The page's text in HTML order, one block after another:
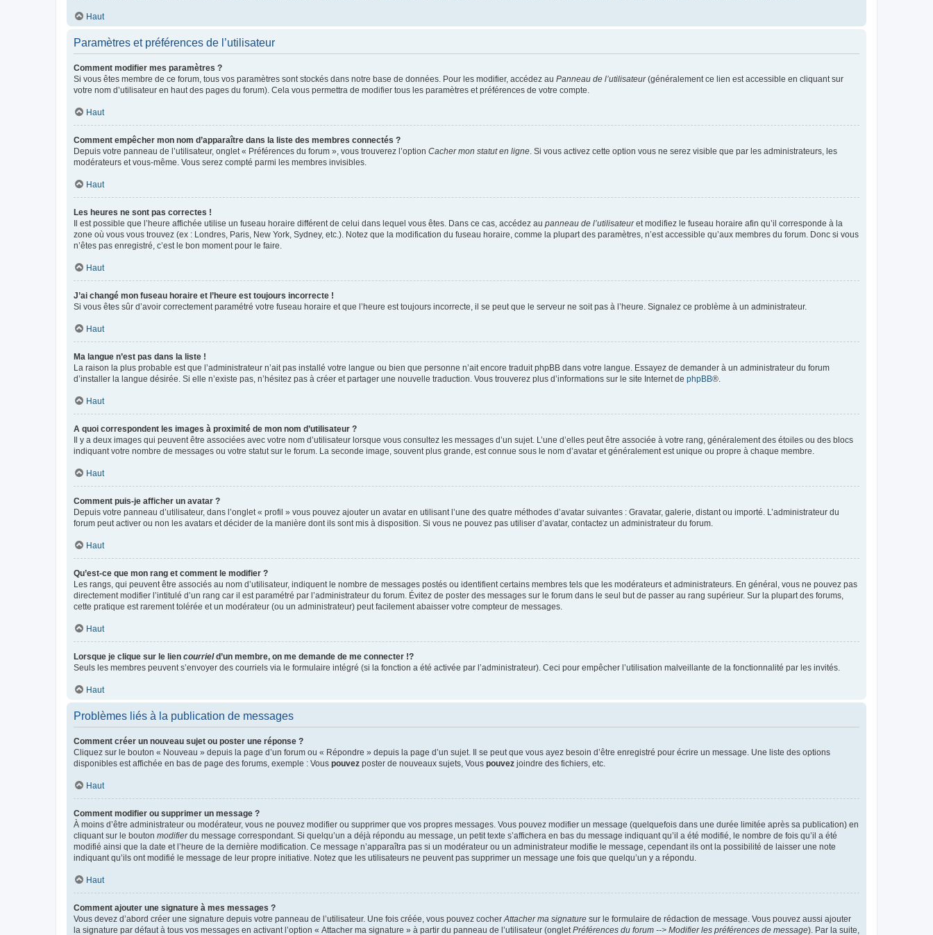
Haut
Paramètres et préférences de l’utilisateur
Comment modifier mes paramètres ?
Si vous êtes membre de ce forum, tous vos paramètres sont stockés dans notre base de données. Pour les modifier, accédez au Panneau de l’utilisateur(généralement ce lien est accessible en cliquant sur
votre nom d’utilisateur en haut des pages du forum). Cela vous permettra de modifier tous les paramètres et préférences de votre compte.
Haut
Comment empêcher mon nom d’apparaître dans la liste des membres connectés ?
Depuis votre panneau de l’utilisateur, onglet « Préférences du forum », vous trouverez l’option Cacher mon statut en ligne . Si vous activez cette option vous ne serez visible que par les administrateurs, les
modérateurs et vous-même. Vous serez compté parmi les membres invisibles.
Haut
Les heures ne sont pas correctes !
Il est possible que l’heure affichée utilise un fuseau horaire différent de celui dans lequel vous êtes. Dans ce cas, accédez au panneau de l’utilisateuret modifiez le fuseau horaire afin qu’il corresponde à la
zone où vous vous trouvez (ex : Londres, Paris, New York, Sydney, etc.). Notez que la modification du fuseau horaire, comme la plupart des paramètres, n’est accessible qu’aux membres du forum. Donc si vous
n’êtes pas enregistré, c’est le bon moment pour le faire.
Haut
J’ai changé mon fuseau horaire et l’heure est toujours incorrecte !
Si vous êtes sûr d’avoir correctement paramétré votre fuseau horaire et que l’heure est toujours incorrecte, il se peut que le serveur ne soit pas à l’heure. Signalez ce problème à un administrateur.
Haut
Ma langue n’est pas dans la liste !
La raison la plus probable est que l’administrateur n’ait pas installé votre langue ou bien que personne n’ait encore traduit phpBB dans votre langue. Essayez de demander à un administrateur du forum
d’installer la langue désirée. Si elle n’existe pas, n’hésitez pas à créer et partager une nouvelle traduction. Vous trouverez plus d’informations sur le site Internet de phpBB®.
Haut
A quoi correspondent les images à proximité de mon nom d’utilisateur ?
Il y a deux images qui peuvent être associées avec votre nom d’utilisateur lorsque vous consultez les messages d’un sujet. L’une d’elles peut être associée à votre rang, généralement des étoiles ou des blocs
indiquant votre nombre de messages ou votre statut sur le forum. La seconde image, souvent plus grande, est connue sous le nom d’avatar et généralement est unique ou propre à chaque membre.
Haut
Comment puis-je afficher un avatar ?
Depuis votre panneau d’utilisateur, dans l’onglet « profil » vous pouvez ajouter un avatar en utilisant l’une des quatre méthodes d’avatar suivantes : Gravatar, galerie, distant ou importé. L’administrateur du
forum peut activer ou non les avatars et décider de la manière dont ils sont mis à disposition. Si vous ne pouvez pas utiliser d’avatar, contactez un administrateur du forum.
Haut
Qu’est-ce que mon rang et comment le modifier ?
Les rangs, qui peuvent être associés au nom d’utilisateur, indiquent le nombre de messages postés ou identifient certains membres tels que les modérateurs et administrateurs. En général, vous ne pouvez pas
directement modifier l’intitulé d’un rang car il est paramétré par l’administrateur du forum. Évitez de poster des messages sur le forum dans le seul but de passer au rang supérieur. Sur la plupart des forums,
cette pratique est rarement tolérée et un modérateur (ou un administrateur) peut facilement abaisser votre compteur de messages.
Haut
Lorsque je clique sur le lien courrield’un membre, on me demande de me connecter !?
Seuls les membres peuvent s’envoyer des courriels via le formulaire intégré (si la fonction a été activée par l’administrateur). Ceci pour empêcher l’utilisation malveillante de la fonctionnalité par les invités.
Haut
Problèmes liés à la publication de messages
Comment créer un nouveau sujet ou poster une réponse ?
Cliquez sur le bouton « Nouveau » depuis la page d’un forum ou « Répondre » depuis la page d’un sujet. Il se peut que vous ayez besoin d’être enregistré pour écrire un message. Une liste des options
disponibles est affichée en bas de page des forums, exemple : Vous pouvez poster de nouveaux sujets, Vous pouvez joindre des fichiers, etc.
Haut
Comment modifier ou supprimer un message ?
À moins d’être administrateur ou modérateur, vous ne pouvez modifier ou supprimer que vos propres messages. Vous pouvez modifier un message (quelquefois dans une durée limitée après sa publication) en
cliquant sur le bouton modifierdu message correspondant. Si quelqu’un a déjà répondu au message, un petit texte s’affichera en bas du message indiquant qu’il a été modifié, le nombre de fois qu’il a été
modifié ainsi que la date et l’heure de la dernière modification. Ce message n’apparaîtra pas si un modérateur ou un administrateur modifie le message, cependant ils ont la possibilité de laisser une note
indiquant qu’ils ont modifié le message de leur propre initiative. Notez que les utilisateurs ne peuvent pas supprimer un message une fois que quelqu’un y a répondu.
Haut
Comment ajouter une signature à mes messages ?
Vous devez d’abord créer une signature depuis votre panneau de l’utilisateur. Une fois créée, vous pouvez cocher Attacher ma signature sur le formulaire de rédaction de message. Vous pouvez aussi ajouter
la signature par défaut à tous vos messages en activant l’option « Attacher ma signature » à partir du panneau de l’utilisateur (onglet Préférences du forum --> Modifier les préférences de message). Par la suite,